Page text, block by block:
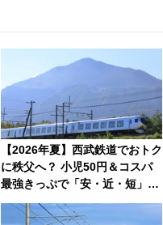
【2026年夏】西武鉄道でおトク
に秩父へ？ 小児50円＆コスパ
最強きっぷで「安・近・短」な
家族旅行！ 深夜の正丸トンネル
探検や特急ラビューも